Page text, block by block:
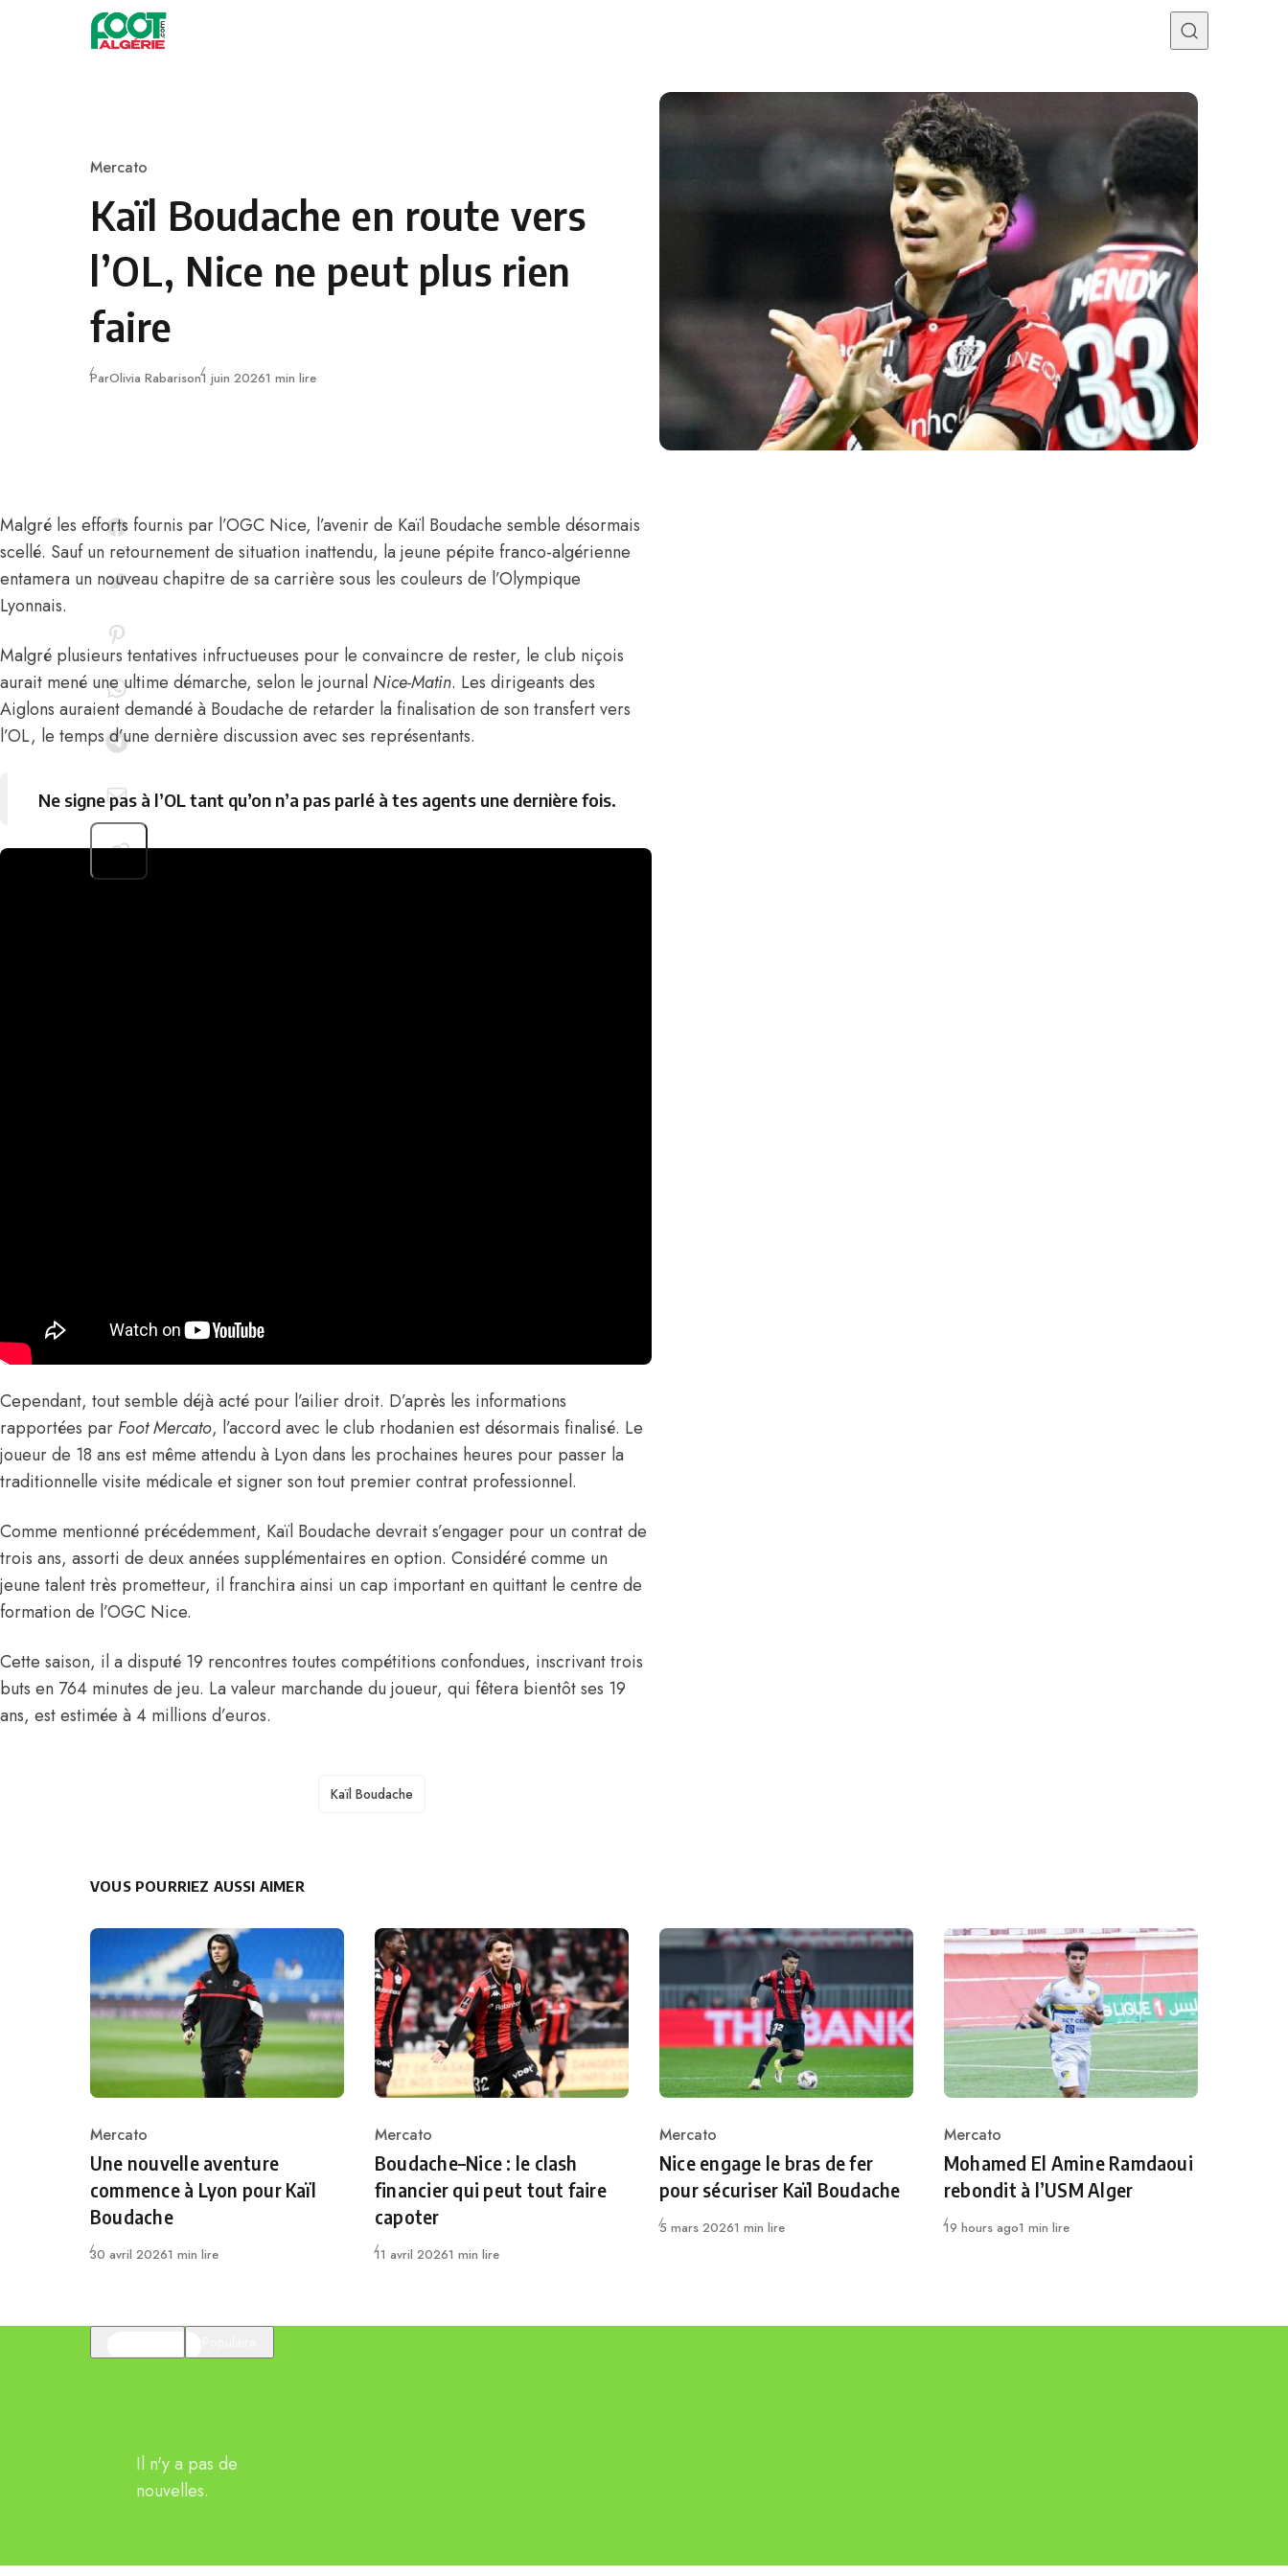
Skip to content
Category
Mercato
Kaïl Boudache en route vers
l’OL, Nice ne peut plus rien
faire
ParOlivia RabarisonPublié
1 juin 20261 min lire
Malgré les efforts fournis par l’OGC Nice, l’avenir de Kaïl Boudache semble désormais
scellé. Sauf un retournement de situation inattendu, la jeune pépite franco-algérienne
entamera un nouveau chapitre de sa carrière sous les couleurs de l’Olympique
Lyonnais.
Malgré plusieurs tentatives infructueuses pour le convaincre de rester, le club niçois
aurait mené une ultime démarche, selon le journal Nice-Matin. Les dirigeants des
Aiglons auraient demandé à Boudache de retarder la finalisation de son transfert vers
l’OL, le temps d’une dernière discussion avec ses représentants.
Ne signe pas à l’OL tant qu’on n’a pas parlé à tes agents une dernière fois.
Cependant, tout semble déjà acté pour l’ailier droit. D’après les informations
rapportées par Foot Mercato, l’accord avec le club rhodanien est désormais finalisé. Le
joueur de 18 ans est même attendu à Lyon dans les prochaines heures pour passer la
traditionnelle visite médicale et signer son tout premier contrat professionnel.
Comme mentionné précédemment, Kaïl Boudache devrait s’engager pour un contrat de
trois ans, assorti de deux années supplémentaires en option. Considéré comme un
jeune talent très prometteur, il franchira ainsi un cap important en quittant le centre de
formation de l’OGC Nice.
Cette saison, il a disputé 19 rencontres toutes compétitions confondues, inscrivant trois
buts en 764 minutes de jeu. La valeur marchande du joueur, qui fêtera bientôt ses 19
ans, est estimée à 4 millions d’euros.
TAGS
Kaïl Boudache
VOUS POURRIEZ AUSSI AIMER
Category
Mercato
Une nouvelle aventure
commence à Lyon pour Kaïl
Boudache
Publié
30 avril 20261 min lire
Category
Mercato
Boudache–Nice : le clash
financier qui peut tout faire
capoter
Publié
11 avril 20261 min lire
Category
Mercato
Nice engage le bras de fer
pour sécuriser Kaïl Boudache
Publié
5 mars 20261 min lire
Category
Mercato
Mohamed El Amine Ramdaoui
rebondit à l’USM Alger
Publié
19 hours ago1 min lire
Il n'y a pas de
nouvelles.